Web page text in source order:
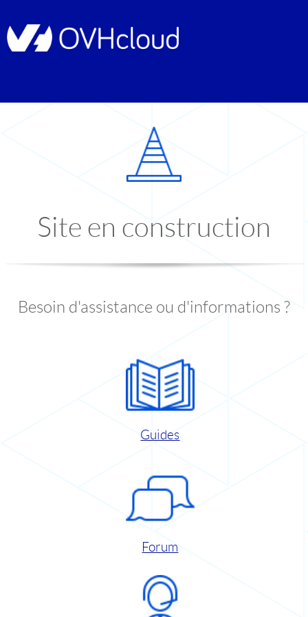
Site en construction
Besoin d'assistance ou d'informations ?
Guides
Forum